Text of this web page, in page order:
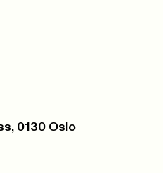
0130 Oslo